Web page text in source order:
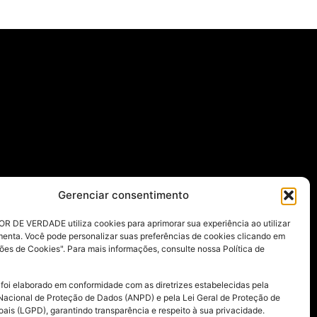
Gerenciar consentimento
DE VERDADE utiliza cookies para aprimorar sua experiência ao utilizar
Você pode personalizar suas preferências de cookies clicando em
de Cookies". Para mais informações, consulte nossa Política de
elaborado em conformidade com as diretrizes estabelecidas pela
de Proteção de Dados (ANPD) e pela Lei Geral de Proteção de
(LGPD), garantindo transparência e respeito à sua privacidade.